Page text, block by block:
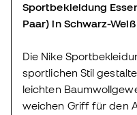
Sportbekleidung
Paar) in Schwarz-Weiß
Die Nike
sportlichen Stil
leichten
weichen Griff für den